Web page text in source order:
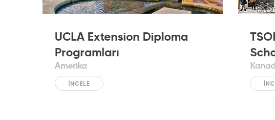
UCLA Extension Diploma
Programları
Amerika
İNCELE